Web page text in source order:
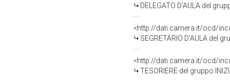
DELEGATO D'AULA del gruppo POPOLO E TERRITORIO (NOI SUD-
<http://dati.camera.it/ocd/
SEGRETARIO D'AULA del gruppo INIZIATIVA RESPONSABILE (NOI SUD-
<http://dati.camera.it/ocd/
TESORIERE del gruppo INIZIATIVA RESPONSABILE (NOI SUD-LIBERTA' ED